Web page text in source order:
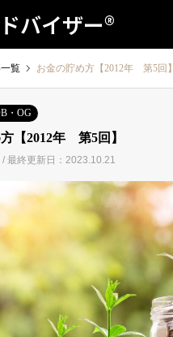
バイザー®
覧 お金の貯め方【2012年 第5回】
・OG
【2012年 第5回】
最終更新日：2023.10.21